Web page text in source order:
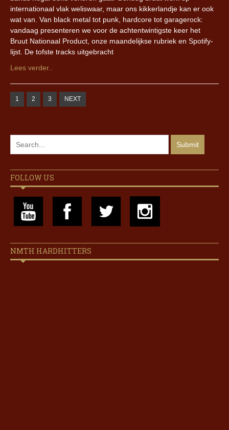
internationaal vlak weliswaar, maar ons kikkerlandje kan er ook
wat van. Van black metal tot punk, hardcore tot garagerock:
vandaag presenteren we voor de achtentwintigste keer het
Bruut Nationaal Product, onze maandelijkse rubriek en Spotify-
lijst. De tofste tracks uitgebracht
Lees verder..
1 2 3 NEXT
FOLLOW US
NMTH HARDHITTERS